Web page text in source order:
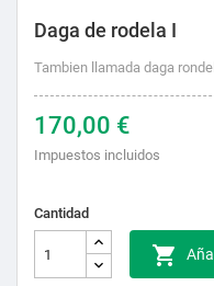
Daga de rodela I
Tambien llamada daga
170,00 €
Impuestos incluidos
Cantidad
